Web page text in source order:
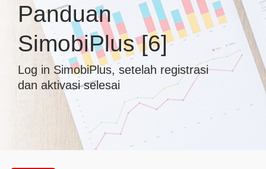
Panduan
SimobiPlus [6]
Log in SimobiPlus, setelah registrasi
dan aktivasi selesai